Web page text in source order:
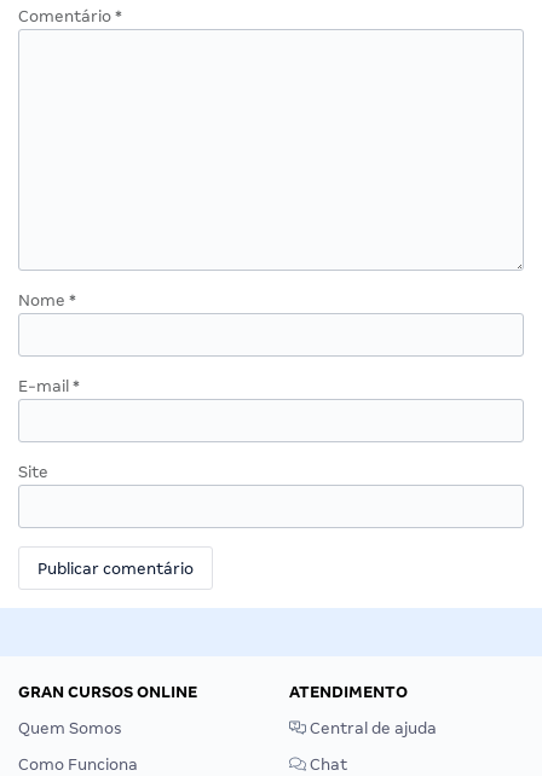
Comentário *
Nome *
E-mail *
Site
GRAN CURSOS ONLINE
Quem Somos
Como Funciona
ATENDIMENTO
Central de ajuda
Chat